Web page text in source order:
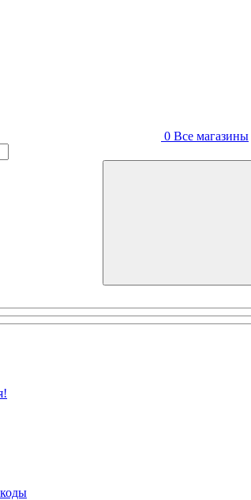
0 Все магазины